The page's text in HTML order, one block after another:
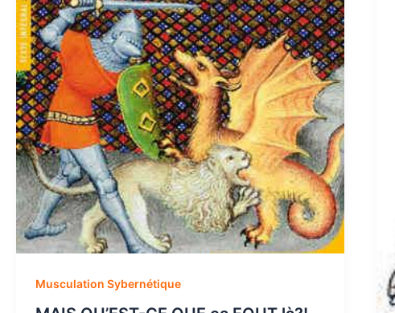
Musculation Sybernétique